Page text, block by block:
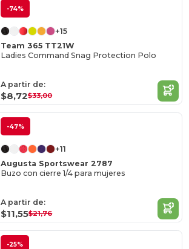
-74%
+15
Team 365 TT21W
Ladies Command Snag Protection Polo
A partir de:
$8,72$33,00
-47%
+11
Augusta Sportswear 2787
Buzo con cierre 1/4 para mujeres
A partir de:
$11,55$21,76
-25%